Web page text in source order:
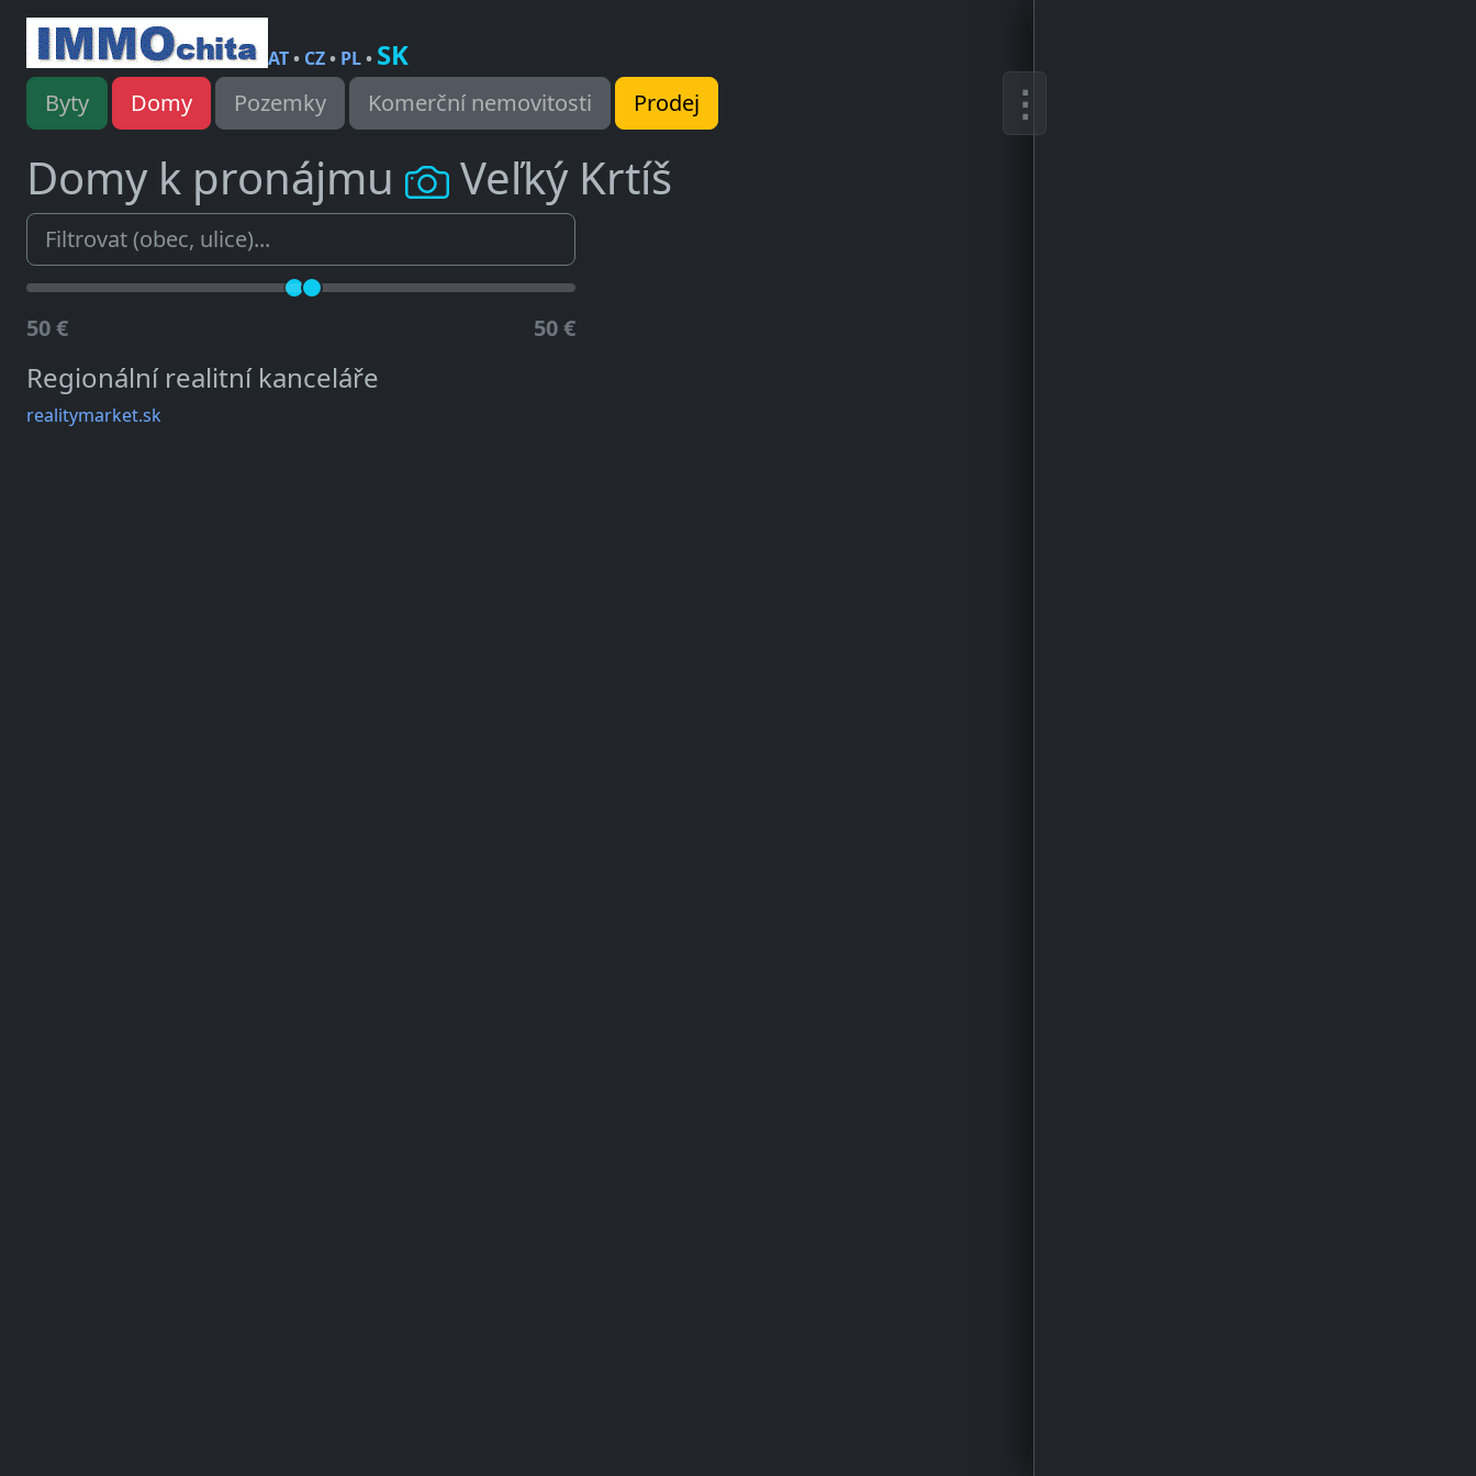
AT• CZ• PL• SK
Byty Domy Pozemky Komerční nemovitosti Prodej
Domy k pronájmu Veľký Krtíš
50 € 50 €
Regionální realitní kanceláře
realitymarket.sk